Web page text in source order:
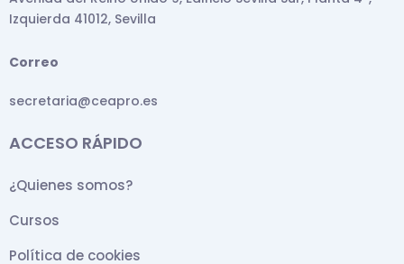
Izquierda 41012, Sevilla
Correo
secretaria@ceapro.es
ACCESO RÁPIDO
¿Quienes somos?
Cursos
Política de cookies